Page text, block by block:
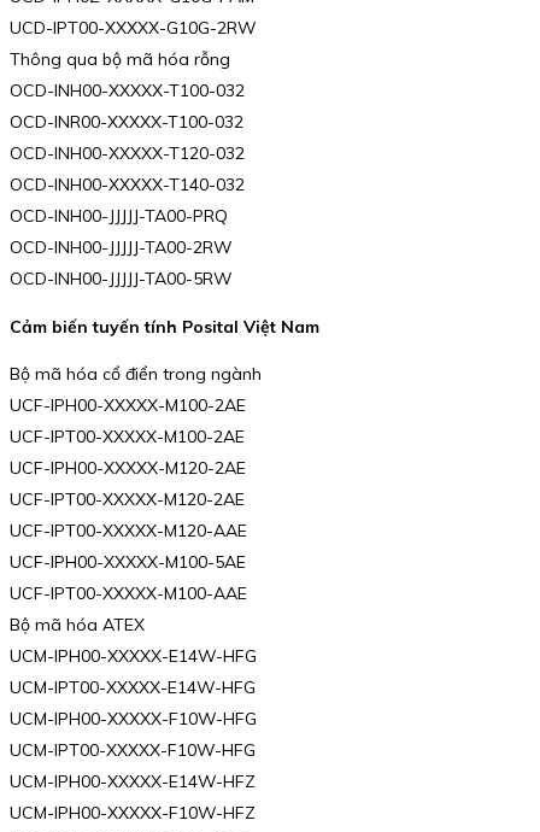
UCD-IPT00-XXXXX-G10G-2RW
Thông qua bộ mã hóa rỗng
OCD-INH00-XXXXX-T100-032
OCD-INR00-XXXXX-T100-032
OCD-INH00-XXXXX-T120-032
OCD-INH00-XXXXX-T140-032
OCD-INH00-JJJJJ-TA00-PRQ
OCD-INH00-JJJJJ-TA00-2RW
OCD-INH00-JJJJJ-TA00-5RW
Cảm biến tuyến tính Posital Việt Nam
Bộ mã hóa cổ điển trong ngành
UCF-IPH00-XXXXX-M100-2AE
UCF-IPT00-XXXXX-M100-2AE
UCF-IPH00-XXXXX-M120-2AE
UCF-IPT00-XXXXX-M120-2AE
UCF-IPT00-XXXXX-M120-AAE
UCF-IPH00-XXXXX-M100-5AE
UCF-IPT00-XXXXX-M100-AAE
Bộ mã hóa ATEX
UCM-IPH00-XXXXX-E14W-HFG
UCM-IPT00-XXXXX-E14W-HFG
UCM-IPH00-XXXXX-F10W-HFG
UCM-IPT00-XXXXX-F10W-HFG
UCM-IPH00-XXXXX-E14W-HFZ
UCM-IPH00-XXXXX-F10W-HFZ